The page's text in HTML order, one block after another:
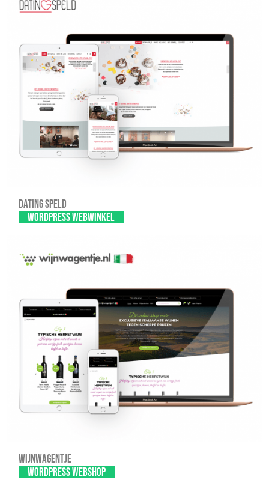
Dating Speld
WordPress webwinkel
Wijnwagentje
WordPress webshop